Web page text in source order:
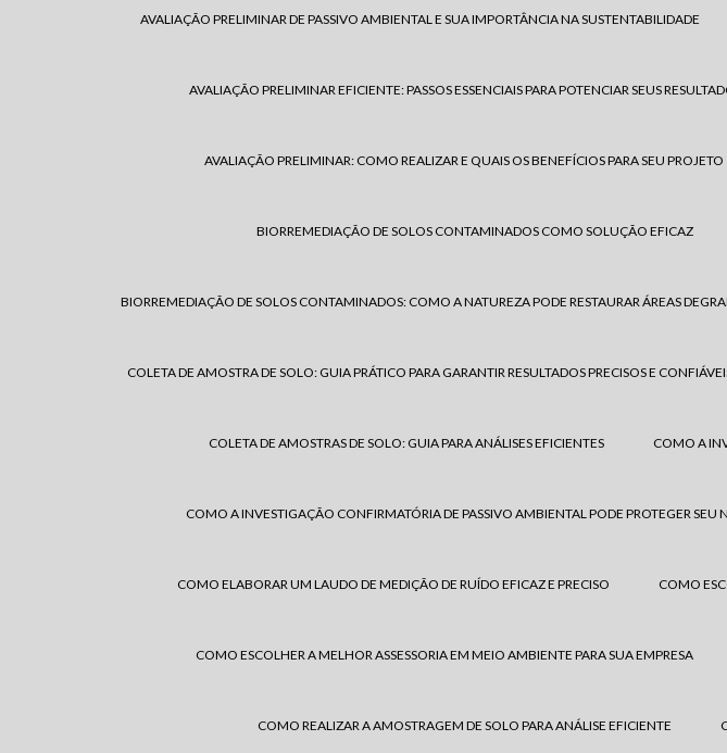
AVALIAÇÃO PRELIMINAR DE PASSIVO AMBIENTAL E SUA IMPORTÂNCIA NA SUSTENTABILIDADE
AVALIAÇÃO PRELIMINAR EFICIENTE: PASSOS ESSENCIAIS PARA POTENCIAR SEUS
AVALIAÇÃO PRELIMINAR: COMO REALIZAR E QUAIS OS BENEFÍCIOS PARA SEU PROJETO
BIORREMEDIAÇÃO DE SOLOS CONTAMINADOS COMO SOLUÇÃO EFICAZ
BIORREMEDIAÇÃO DE SOLOS CONTAMINADOS: COMO A NATUREZA PODE RESTAURAR ÁREAS
COLETA DE AMOSTRA DE SOLO: GUIA PRÁTICO PARA GARANTIR RESULTADOS PRECISOS E
COLETA DE AMOSTRAS DE SOLO: GUIA PARA ANÁLISES EFICIENTES COMO A
COMO A INVESTIGAÇÃO CONFIRMATÓRIA DE PASSIVO AMBIENTAL PODE PROTEGER SEU
COMO ELABORAR UM LAUDO DE MEDIÇÃO DE RUÍDO EFICAZ E PRECISO COMO
COMO ESCOLHER A MELHOR ASSESSORIA EM MEIO AMBIENTE PARA SUA EMPRESA
COMO REALIZAR A AMOSTRAGEM DE SOLO PARA ANÁLISE EFICIENTE